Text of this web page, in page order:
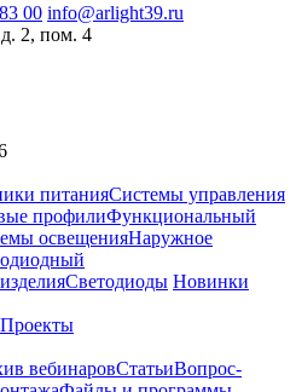
00 info@arlight39.ru
2, пом. 4
питанияСистемы управления
профилиФункциональный
освещенияНаружное
Светодиоды Новинки
Проекты
вебинаровСтатьиВопрос-